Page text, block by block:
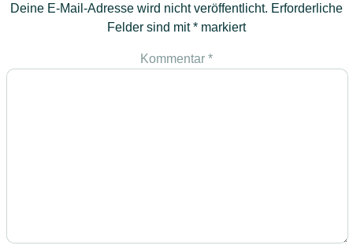
Deine E-Mail-Adresse wird nicht veröffentlicht. Erforderliche
Felder sind mit* markiert
Kommentar *